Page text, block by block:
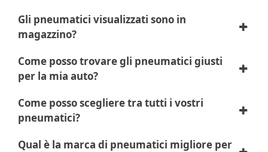
Gli pneumatici visualizzati sono in
magazzino?
Come posso trovare gli pneumatici giusti
per la mia auto?
Come posso scegliere tra tutti i vostri
pneumatici?
Qual è la marca di pneumatici migliore per